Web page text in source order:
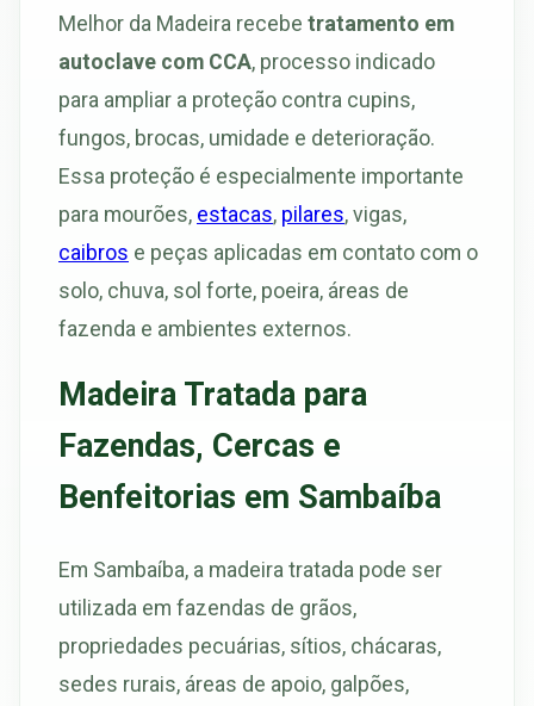
Melhor da Madeira recebe tratamento em
autoclave com CCA, processo indicado
para ampliar a proteção contra cupins,
fungos, brocas, umidade e deterioração.
Essa proteção é especialmente importante
para mourões, estacas, pilares, vigas,
caibros e peças aplicadas em contato com o
solo, chuva, sol forte, poeira, áreas de
fazenda e ambientes externos.
Madeira Tratada para
Fazendas, Cercas e
Benfeitorias em Sambaíba
Em Sambaíba, a madeira tratada pode ser
utilizada em fazendas de grãos,
propriedades pecuárias, sítios, chácaras,
sedes rurais, áreas de apoio, galpões,